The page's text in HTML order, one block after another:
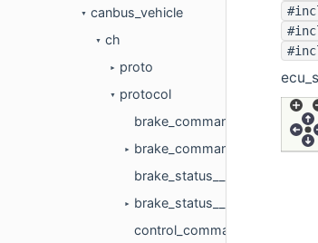
▼ canbus_vehicle
▼ ch
► proto
▼
protocol
brake_command_111.cc
►
brake_command_111.h
brake_status__511.cc
►
brake_status__511.h
control_command_115.cc